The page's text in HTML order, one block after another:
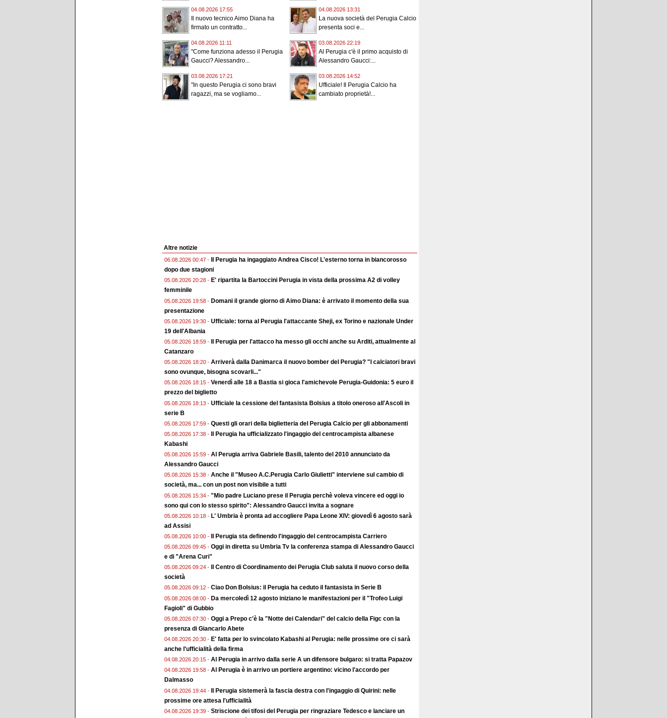
04.08.2026 17:55
Il nuovo tecnico Aimo Diana ha
firmato un contratto...
04.08.2026 13:31
La nuova società del Perugia Calcio
presenta soci e...
04.08.2026 11:11
"Come funziona adesso il Perugia
Gaucci? Alessandro...
03.08.2026 22:19
Al Perugia c'è il primo acquisto di
Alessandro Gaucci:...
03.08.2026 17:21
"In questo Perugia ci sono bravi
ragazzi, ma se vogliamo...
03.08.2026 14:52
Ufficiale! Il Perugia Calcio ha
cambiato proprietà!...
Altre notizie
06.08.2026 00:47 -
Il Perugia ha ingaggiato Andrea Cisco! L'esterno torna in biancorosso
dopo due stagioni
05.08.2026 20:28 - E' ripartita la Bartoccini Perugia in vista della prossima A2 di volley
femminile
05.08.2026 19:58 - Domani il grande giorno di Aimo Diana: è arrivato il momento della sua
presentazione
05.08.2026 19:30 - Ufficiale: torna al Perugia l'attaccante Sheji, ex Torino e nazionale Under
19 dell'Albania
05.08.2026 18:59 -
Il Perugia per l'attacco ha messo gli occhi anche su Arditi, attualmente al
Catanzaro
05.08.2026 18:20 - Arriverà dalla Danimarca il nuovo bomber del Perugia? "I calciatori bravi
sono ovunque, bisogna scovarli..."
05.08.2026 18:15 - Venerdì alle 18 a Bastia si gioca l'amichevole Perugia-Guidonia: 5 euro il
prezzo del biglietto
05.08.2026 18:13 - Ufficiale la cessione del fantasista Bolsius a titolo oneroso all'Ascoli in
serie B
05.08.2026 17:59 - Questi gli orari della biglietteria del Perugia Calcio per gli abbonamenti
05.08.2026 17:38 -
Il Perugia ha ufficializzato l'ingaggio del centrocampista albanese
Kabashi
05.08.2026 15:59 - Al Perugia arriva Gabriele Basili, talento del 2010 annunciato da
Alessandro Gaucci
05.08.2026 15:38 - Anche il "Museo A.C.Perugia Carlo Giulietti" interviene sul cambio di
società, ma... con un post non visibile a tutti
05.08.2026 15:34 - "Mio padre Luciano prese il Perugia perchè voleva vincere ed oggi io
sono qui con lo stesso spirito": Alessandro Gaucci invita a sognare
05.08.2026 10:18 - L' Umbria è pronta ad accogliere Papa Leone XIV: giovedì 6 agosto sarà
ad Assisi
05.08.2026 10:00 - Il Perugia sta definendo l'ingaggio del centrocampista Carriero
05.08.2026 09:45 - Oggi in diretta su Umbria Tv la conferenza stampa di Alessandro Gaucci
e di "Arena Curi"
05.08.2026 09:24 -
Il Centro di Coordinamento dei Perugia Club saluta il nuovo corso della
società
05.08.2026 09:12 - Ciao Don Bolsius: il Perugia ha ceduto il fantasista in Serie B
05.08.2026 08:00 - Da mercoledì 12 agosto iniziano le manifestazioni per il "Trofeo Luigi
Fagioli" di Gubbio
05.08.2026 07:30 - Oggi a Prepo c'è la "Notte dei Calendari" del calcio della Figc con la
presenza di Giancarlo Abete
04.08.2026 20:30 - E' fatta per lo svincolato Kabashi al Perugia: nelle prossime ore ci sarà
anche l'ufficialità della firma
04.08.2026 20:15 - Al Perugia in arrivo dalla serie A un difensore bulgaro: si tratta Papazov
04.08.2026 19:58 - Al Perugia è in arrivo un portiere argentino: vicino l'accordo per
Dalmasso
04.08.2026 19:44 - Il Perugia sistemerà la fascia destra con l'ingaggio di Quirini: nelle
prossime ore attesa l'ufficialità
04.08.2026 19:39 - Striscione dei tifosi del Perugia per ringraziare Tedesco e lanciare un